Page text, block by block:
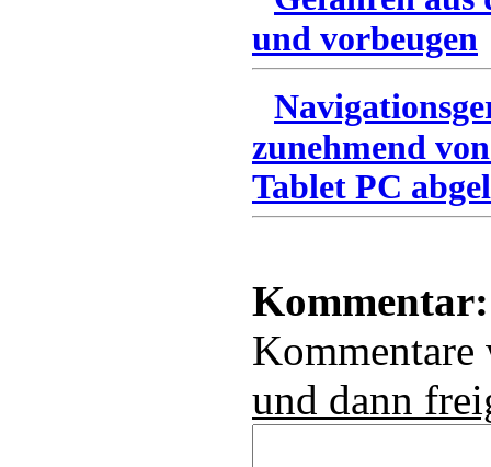
und vorbeugen
zunehmend
Tablet PC
Kommentar:
und dann